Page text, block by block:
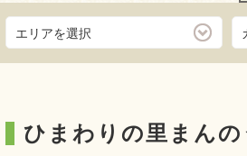
エリアを選択
ひまわりの里まんの